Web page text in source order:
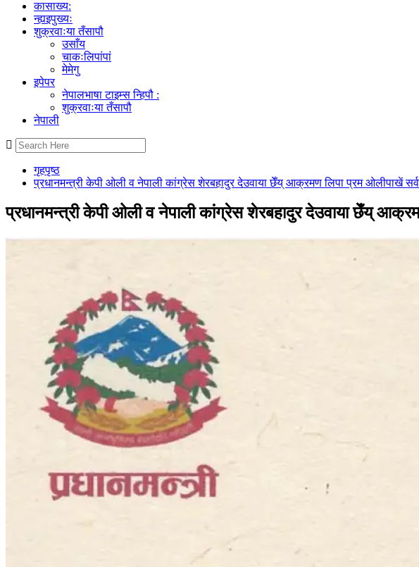
कासाख्य:
न्ह्यइपुख्यः
शुक्रवाःया तँसापौ
उसाँय
चाकःलिपांपां
मेमेगु
इपेपर
नेपालभाषा टाइम्स न्हिपौ :
शुक्रवाःया तँसापौ
नेपाली
गृहपृष्ठ
प्रधानमन्त्री केपी ओली व नेपाली कांग्रेस शेरबहादुर देउवाया छेँय् आक्रमण लिपा प्रम ओलीपाखें
प्रधानमन्त्री केपी ओली व नेपाली कांग्रेस शेरबहादुर देउवाया छेँय्